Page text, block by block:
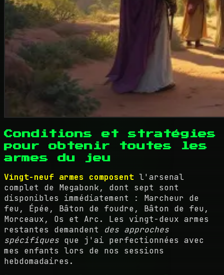
Conditions et stratégies
pour obtenir toutes les
armes du jeu
Vingt-neuf armes composent l'arsenal
complet de Megabonk, dont sept sont
disponibles immédiatement : Marcheur de
feu, Épée, Bâton de foudre, Bâton de feu,
Morceaux, Os et Arc. Les vingt-deux armes
restantes demandent des approches
spécifiques que j'ai perfectionnées avec
mes enfants lors de nos sessions
hebdomadaires.